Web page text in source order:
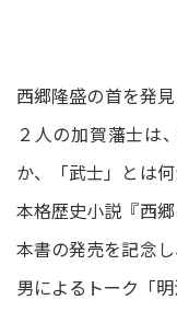
西郷隆盛の首を発
２人の加賀藩士は
か、「武士」とは
本格歴史小説『西
本書の発売を記念
男によるトーク「